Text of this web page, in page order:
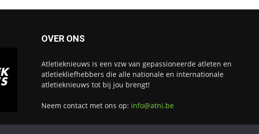
OVER ONS
Atletieknieuws is een vzw van gepassioneerde atleten en
atletiekliefhebbers die alle nationale en internationale
atletieknieuws tot bij jou brengt!
Neem contact met ons op: info@atni.be